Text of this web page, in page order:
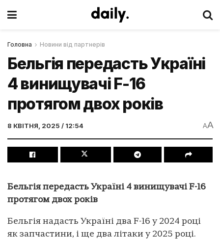
Головна Новини від партнерів
Бельгія передасть Україні
4 винищувачі F-16
протягом двох років
8 КВІТНЯ, 2025 / 12:54 AA
Бельгія передасть Україні 4 винищувачі F-16
протягом двох років
Бельгія надасть Україні два F-16 у 2024 році
як запчастини, і ще два літаки у 2025 році.